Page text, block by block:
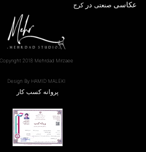
عکاسی صنعتیدر کرج
Copyright 2018 Mehrdad Mirzaee
Design By HAMID MALEKI
پروانه کسب کار